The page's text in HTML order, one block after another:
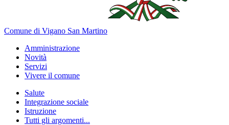
Comune di Vigano San Martino
Amministrazione
Novità
Servizi
Vivere il comune
Salute
Integrazione sociale
Istruzione
Tutti gli argomenti...